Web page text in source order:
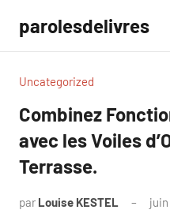
contenu
parolesdelivres
Uncategorized
Combinez
avec les Voiles
Terrasse.
par Louise KESTEL